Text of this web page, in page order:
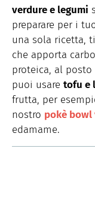
verdure e legumi
preparare per i
una sola ricetta,
che apporta
proteica, al posto
puoi usare tofu e
frutta, per
nostro pokè bowl
edamame.